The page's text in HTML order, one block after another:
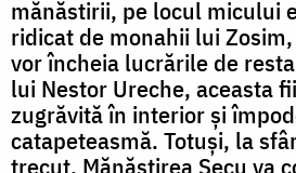
mănăstirii, pe locul micului
ridicat de monahii lui
vor încheia lucrările de
lui Nestor Ureche, aceasta
zugrăvită în interior și
catapeteasmă. Totuși, la
trecut, Mănăstirea Secu va